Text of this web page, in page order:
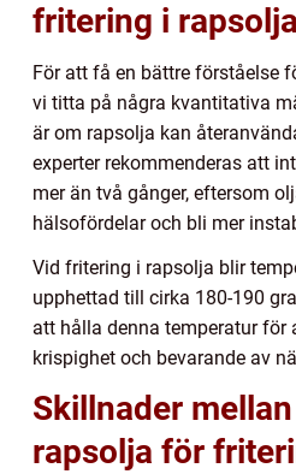
fritering i rapsolja
För att få en bättre förståelse
vi titta på några kvantitativa
är om rapsolja kan
experter rekommenderas att
mer än två gånger, eftersom
hälsofördelar och bli mer
Vid fritering i rapsolja blir
upphettad till cirka 180-190
att hålla denna temperatur för
krispighet och bevarande av
Skillnader
rapsolja för